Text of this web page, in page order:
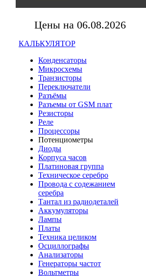
Цены на 06.08.2026
КАЛЬКУЛЯТОР
Конденсаторы
Микросхемы
Транзисторы
Переключатели
Разъёмы
Разъемы от GSM плат
Резисторы
Реле
Процессоры
Потенциометры
Диоды
Корпуса часов
Платиновая группа
Техническое серебро
Провода с содежанием
серебра
Тантал из радиодеталей
Аккумуляторы
Лампы
Платы
Техника целиком
Осциллографы
Анализаторы
Генераторы частот
Вольтметры